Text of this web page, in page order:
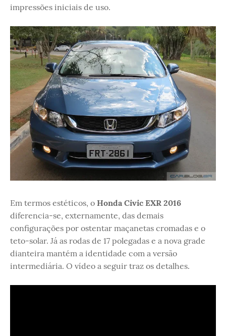
impressões iniciais de uso.
Em termos estéticos, o Honda Civic EXR 2016
diferencia-se, externamente, das demais
configurações por ostentar maçanetas cromadas e o
teto-solar. Já as rodas de 17 polegadas e a nova grade
dianteira mantém a identidade com a versão
intermediária. O vídeo a seguir traz os detalhes.